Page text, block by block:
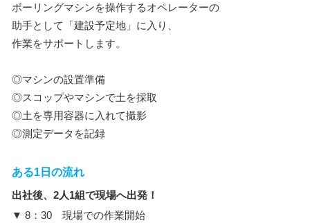
ボーリングマシンを操作するオペレーターの
助手として「建設予定地」に入り、
作業をサポートします。
◎マシンの設置準備
◎スコップやマシンで土を採取
◎土を専用容器に入れて撮影
◎測定データを記録
ある1日の流れ
出社後、2人1組で現場へ出発！
▼ 8：30 現場での作業開始